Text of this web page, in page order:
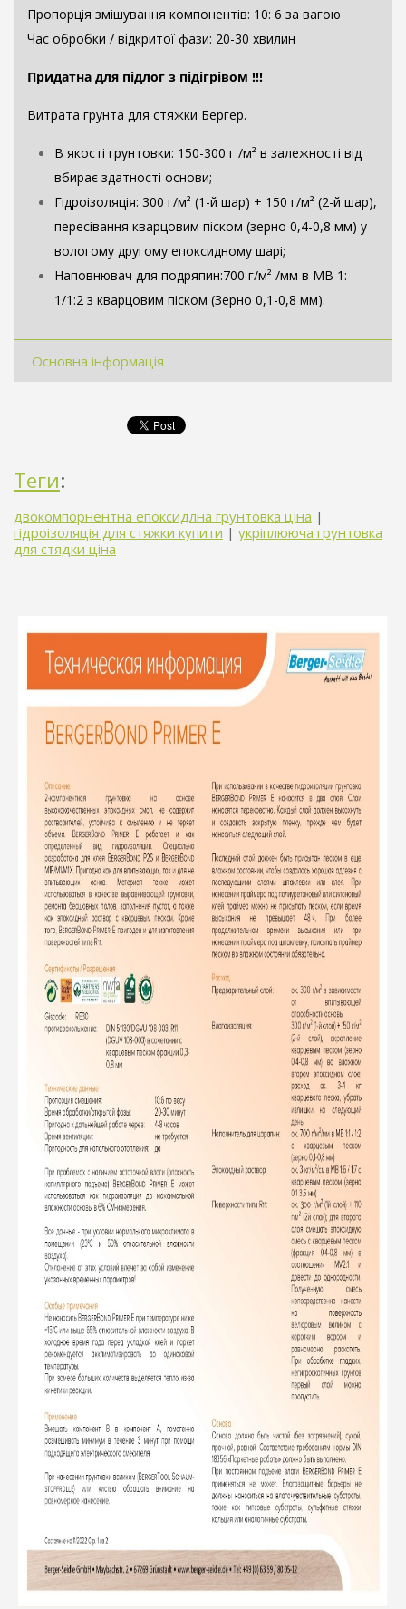
Пропорція змішування компонентів: 10: 6 за вагою
Час обробки / відкритої фази: 20-30 хвилин
Придатна для підлог з підігрівом !!!
Витрата грунта для стяжки Бергер.
В якості грунтовки: 150-300 г /м² в залежності від
вбирає здатності основи;
Гідроізоляція: 300 г/м² (1-й шар) + 150 г/м² (2-й шар),
пересівання кварцовим піском (зерно 0,4-0,8 мм) у
вологому другому епоксидному шарі;
Наповнювач для подряпин:700 г/м² /мм в МВ 1:
1/1:2 з кварцовим піском (Зерно 0,1-0,8 мм).
Основна інформація
Теги:
двокомпорнентна епоксидлна грунтовка ціна |
гідроізоляція для стяжки купити | укріплююча грунтовка
для стядки ціна